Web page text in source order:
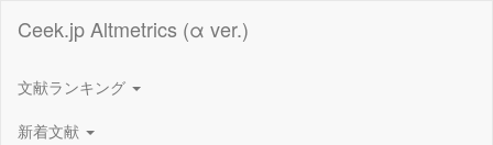
Ceek.jp Altmetrics (α ver.)
文献ランキング
新着文献